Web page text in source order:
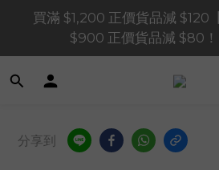
買滿 $1,200 正價貨品減 $120
$900 正價貨品減 $80
買滿 $1,200 正價貨品減 $120
$900 正價貨品減 $80
買滿 $600 正價貨品減 $40【
📢 系統維護通知 – SHOPLINE
2026 年 8 月 9 日（日）凌晨
分享到